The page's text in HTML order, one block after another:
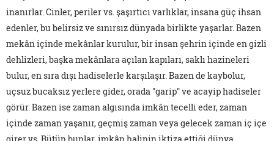
inanırlar. Cinler, periler vs. şaşırtıcı varlıklar, insana güç ihsan
edenler, bu belirsiz ve sınırsız dünyada birlikte yaşarlar. Bazen
mekân içinde mekânlar kurulur, bir insan şehrin içinde en gizli
dehlizleri, başka mekânlara açılan kapıları, saklı hazineleri
bulur, en sıra dışı hadiselerle karşılaşır. Bazen de kaybolur,
uçsuz bucaksız yerlere gider, orada "garip" ve acayip hadiseler
görür. Bazen ise zaman algısında imkân tecelli eder, zaman
içinde zaman yaşanır, geçmiş zaman veya gelecek zaman iç içe
girer vs. Bütün bunlar, imkân halinin iktiza ettiği dünya